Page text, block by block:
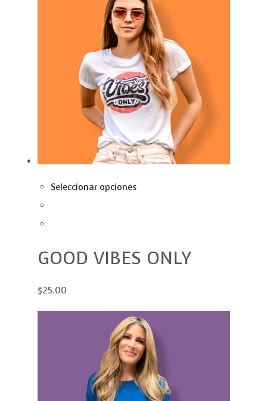
Seleccionar opciones
GOOD VIBES ONLY
$25.00